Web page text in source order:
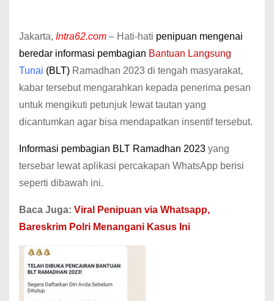
Jakarta, Intra62.com – Hati-hati penipuan mengenai
beredar informasi pembagian Bantuan Langsung
Tunai (BLT) Ramadhan 2023 di tengah masyarakat,
kabar tersebut mengarahkan kepada penerima pesan
untuk mengikuti petunjuk lewat tautan yang
dicantumkan agar bisa mendapatkan insentif tersebut.
Informasi pembagian BLT Ramadhan 2023 yang
tersebar lewat aplikasi percakapan WhatsApp berisi
seperti dibawah ini.
Baca Juga: Viral Penipuan via Whatsapp,
Bareskrim Polri Menangani Kasus Ini